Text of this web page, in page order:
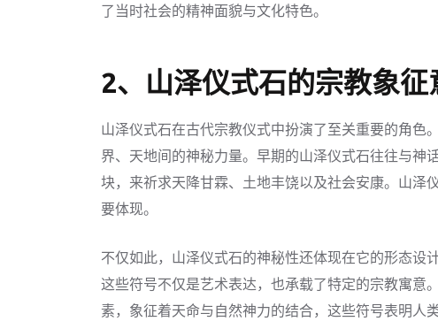
了当时社会的精神面貌与文化特色。
2、山泽仪式石的宗教象征
山泽仪式石在古代宗教仪式中扮演了至关重要的角色
界、天地间的神秘力量。早期的山泽仪式石往往与神
块，来祈求天降甘霖、土地丰饶以及社会安康。山泽
要体现。
不仅如此，山泽仪式石的神秘性还体现在它的形态设
这些符号不仅是艺术表达，也承载了特定的宗教寓意
素，象征着天命与自然神力的结合，这些符号表明人